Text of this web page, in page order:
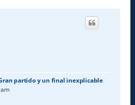
partido y un final inexplicable